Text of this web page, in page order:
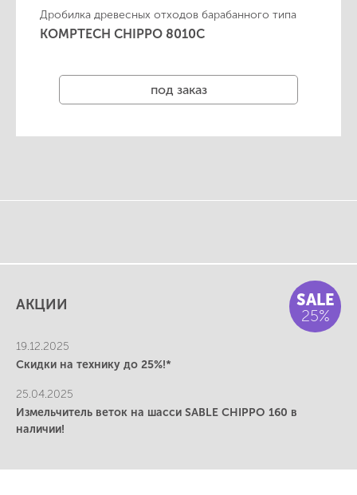
Дробилка древесных отходов барабанного типа
KOMPTECH CHIPPO 8010C
под заказ
АКЦИИ
SALE
25%
19.12.2025
Скидки на технику до 25%!*
25.04.2025
Измельчитель веток на шасси SABLE CHIPPO 160 в
наличии!